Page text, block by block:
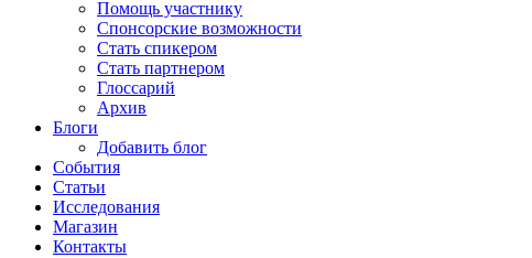
Помощь участнику
Спонсорские возможности
Стать спикером
Стать партнером
Глоссарий
Архив
Блоги
Добавить блог
События
Статьи
Исследования
Магазин
Контакты